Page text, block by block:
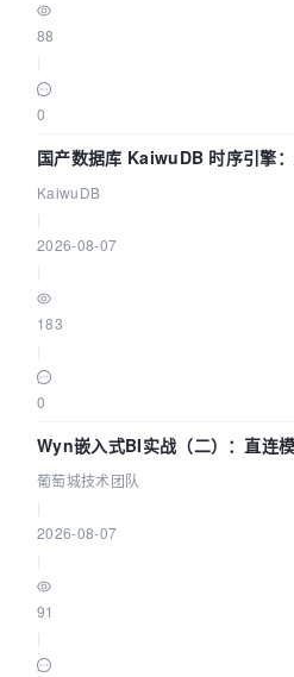
88
0
国产数据库 KaiwuDB 时序引擎
技术路径
KaiwuDB
2026-08-07
183
0
Wyn嵌入式BI实战（二）：直连
参数为什么不生效？| 葡萄城技术
葡萄城技术团队
2026-08-07
91